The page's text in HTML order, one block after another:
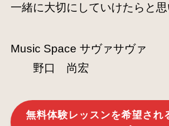
一緒に大切にしていけたらと思
Music Space サヴァサヴァ
野口 尚宏
無料体験レッスンを希望され